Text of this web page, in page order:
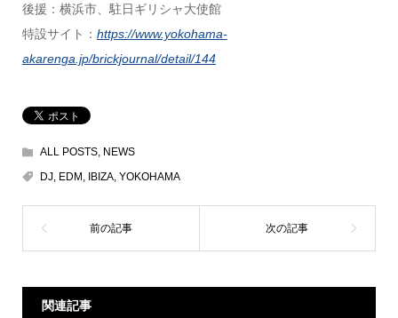
後援：横浜市、駐日ギリシャ大使館
特設サイト： https://www.yokohama-
akarenga.jp/brickjournal/detail/144
ALL POSTS, NEWS
DJ, EDM IBIZA, YOKOHAMA
関連記事